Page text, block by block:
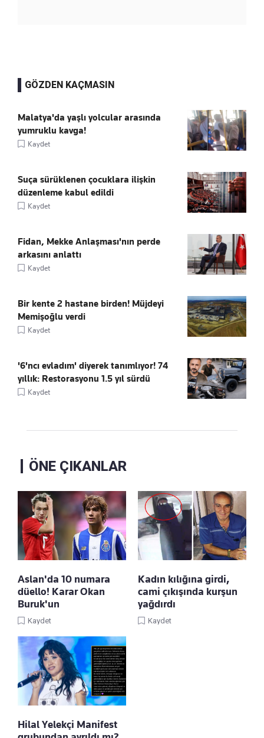
GÖZDEN KAÇMASIN
Malatya'da yaşlı yolcular arasında
yumruklu kavga!
Kaydet
Suça sürüklenen çocuklara ilişkin
düzenleme kabul edildi
Kaydet
Fidan, Mekke Anlaşması'nın perde
arkasını anlattı
Kaydet
Bir kente 2 hastane birden! Müjdeyi
Memişoğlu verdi
Kaydet
'6'ncı evladım' diyerek tanımlıyor! 74
yıllık: Restorasyonu 1.5 yıl sürdü
Kaydet
ÖNE ÇIKANLAR
Aslan'da 10 numara
düello! Karar Okan
Buruk'un
Kaydet
Kadın kılığına girdi,
cami çıkışında kurşun
yağdırdı
Kaydet
Hilal Yelekçi Manifest